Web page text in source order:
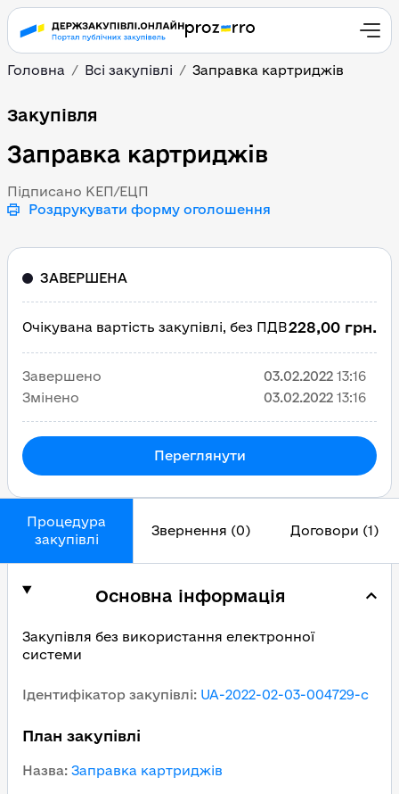
Головна Всі закупівлі Заправка картриджів
Заправка картриджів
Закупівля
Заправка картриджів
Підписано КЕП/ЕЦП
Роздрукувати форму оголошення
Процедура
закупівлі
Звернення (0) Договори (1)
Основна інформація
Закупівля без використання електронної
системи
Ідентифікатор закупівлі: UA-2022-02-03-004729-c
План закупівлі
Назва: Заправка картриджів
ЗАВЕРШЕНА
Очікувана вартість закупівлі, без ПДВ228,00 грн.
Завершено 03.02.2022 13:16
Змінено
03.02.2022 13:16
Переглянути